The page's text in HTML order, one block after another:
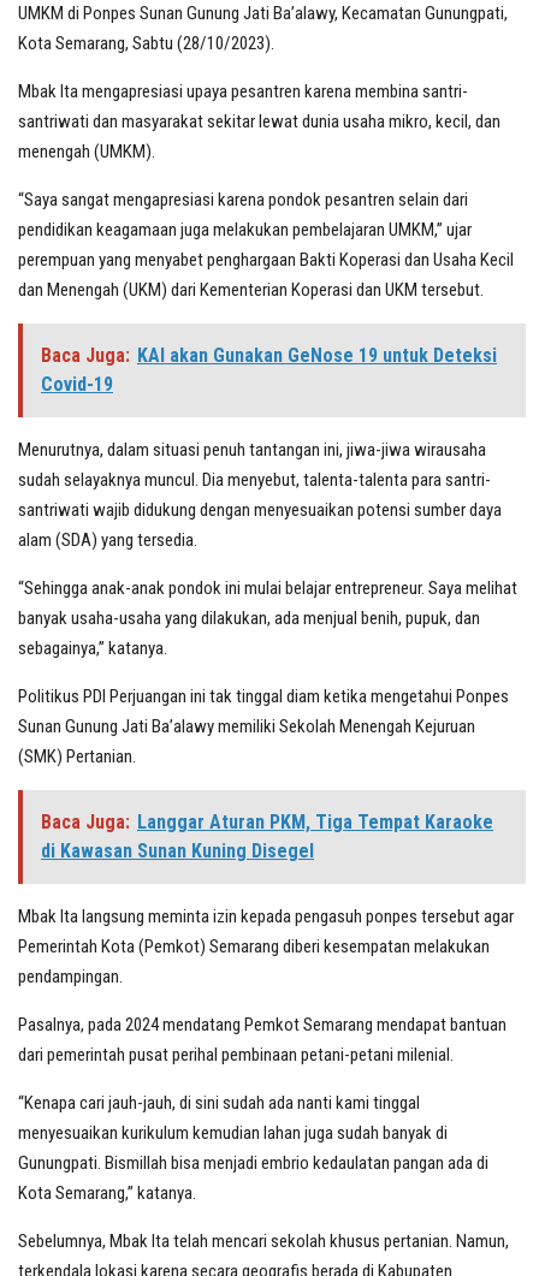
UMKM di Ponpes Sunan Gunung Jati Ba’alawy, Kecamatan Gunungpati,
Kota Semarang, Sabtu (28/10/2023).
Mbak Ita mengapresiasi upaya pesantren karena membina santri-
santriwati dan masyarakat sekitar lewat dunia usaha mikro, kecil, dan
menengah (UMKM).
“Saya sangat mengapresiasi karena pondok pesantren selain dari
pendidikan keagamaan juga melakukan pembelajaran UMKM,” ujar
perempuan yang menyabet penghargaan Bakti Koperasi dan Usaha Kecil
dan Menengah (UKM) dari Kementerian Koperasi dan UKM tersebut.
Baca Juga: KAI akan Gunakan GeNose 19 untuk Deteksi
Covid-19
Menurutnya, dalam situasi penuh tantangan ini, jiwa-jiwa wirausaha
sudah selayaknya muncul. Dia menyebut, talenta-talenta para santri-
santriwati wajib didukung dengan menyesuaikan potensi sumber daya
alam (SDA) yang tersedia.
“Sehingga anak-anak pondok ini mulai belajar entrepreneur. Saya melihat
banyak usaha-usaha yang dilakukan, ada menjual benih, pupuk, dan
sebagainya,” katanya.
Politikus PDI Perjuangan ini tak tinggal diam ketika mengetahui Ponpes
Sunan Gunung Jati Ba’alawy memiliki Sekolah Menengah Kejuruan
(SMK) Pertanian.
Baca Juga: Langgar Aturan PKM, Tiga Tempat Karaoke
di Kawasan Sunan Kuning Disegel
Mbak Ita langsung meminta izin kepada pengasuh ponpes tersebut agar
Pemerintah Kota (Pemkot) Semarang diberi kesempatan melakukan
pendampingan.
Pasalnya, pada 2024 mendatang Pemkot Semarang mendapat bantuan
dari pemerintah pusat perihal pembinaan petani-petani milenial.
“Kenapa cari jauh-jauh, di sini sudah ada nanti kami tinggal
menyesuaikan kurikulum kemudian lahan juga sudah banyak di
Gunungpati. Bismillah bisa menjadi embrio kedaulatan pangan ada di
Kota Semarang,” katanya.
Sebelumnya, Mbak Ita telah mencari sekolah khusus pertanian. Namun,
terkendala lokasi karena secara geografis berada di Kabupaten